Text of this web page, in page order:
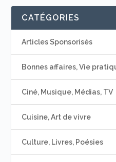
CATÉGORIES
Articles Sponsorisés
Bonnes affaires, Vie
Ciné, Musique, Médias, TV
Cuisine, Art de vivre
Culture, Livres, Poésies